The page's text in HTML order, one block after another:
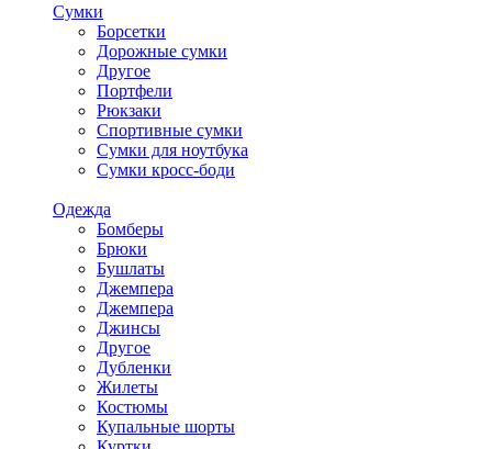
Сумки
Борсетки
Дорожные сумки
Другое
Портфели
Рюкзаки
Спортивные сумки
Сумки для ноутбука
Сумки кросс-боди
Одежда
Бомберы
Брюки
Бушлаты
Джемпера
Джемпера
Джинсы
Другое
Дубленки
Жилеты
Костюмы
Купальные шорты